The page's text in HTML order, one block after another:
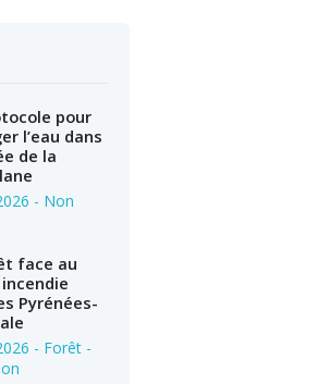
pour
l’eau dans
de la
- Non
face au
Pyrénées-
- Forêt -